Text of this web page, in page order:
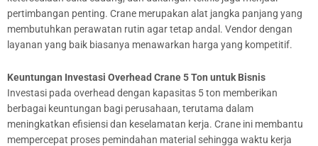
pertimbangan penting. Crane merupakan alat jangka panjang yang
membutuhkan perawatan rutin agar tetap andal. Vendor dengan
layanan yang baik biasanya menawarkan harga yang kompetitif.
Keuntungan Investasi Overhead Crane 5 Ton untuk Bisnis
Investasi pada overhead dengan kapasitas 5 ton memberikan
berbagai keuntungan bagi perusahaan, terutama dalam
meningkatkan efisiensi dan keselamatan kerja. Crane ini membantu
mempercepat proses pemindahan material sehingga waktu kerja